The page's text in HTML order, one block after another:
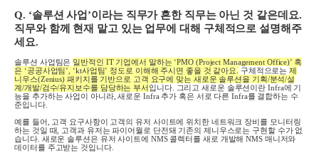
Q. ‘솔루션 사업 ’이라는 직무가 흔한 직무는 아닌 것 같은데요.
직무와 함께 현재 맡고 있는 업무에 대해 구체적으로 설명해주
세요.
솔루션 사업팀은 일반적인 IT 기업에서 말하는 ‘PMO (Project Management Office)’ 혹
은 ‘공공사업팀’, ‘kt사업팀’ 정도로 이해해 주시면 좋을 것 같아요 구체적으로는제
니우스(Zenius) 패키지를 기반으로 고객 요구에 맞는 새로운 솔루션을 기획/분석/설
계/개발/검수/유지보수를 담당하는 부서입니다. 그리고 새로운 솔루션이란Infra에 기
능을 추가하는 사업이 아니라,새로운 Infra 추가 혹은 서로 다른Infra를 결합하는 수
준입니다.
예를 들어 고객 요구사항이 고객의 유저 사이트에 위치한 네트워크 장비를 모니터링
하는 것일 때 고객과 유저는 파이어월로 단전돼 기존의 제니우스로는 구현할 수가 없
습니다. 새로운 솔루션은 유저 사이트에 NMS콜렉터를 새로 개발해NMS 매니저와
데이터를 주고받는 것입니다.